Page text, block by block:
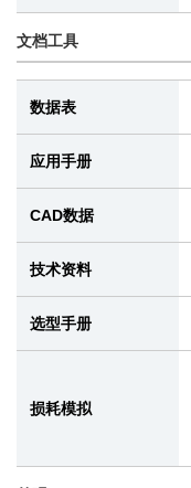
文档工具
数据表
应用手册
CAD数据
技术资料
选型手册
损耗模拟